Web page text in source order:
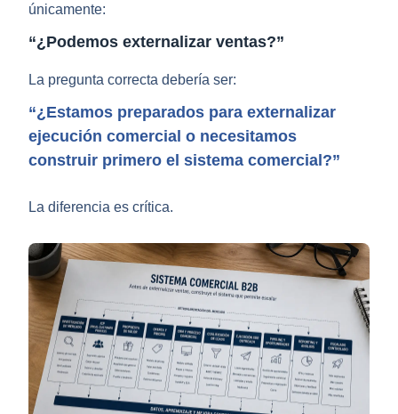
únicamente:
“¿Podemos externalizar ventas?”
La pregunta correcta debería ser:
“¿Estamos preparados para externalizar
ejecución comercial o necesitamos
construir primero el sistema comercial?”
La diferencia es crítica.